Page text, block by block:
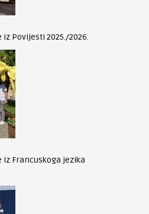
Povijesti 2025./2026.
Francuskoga jezika